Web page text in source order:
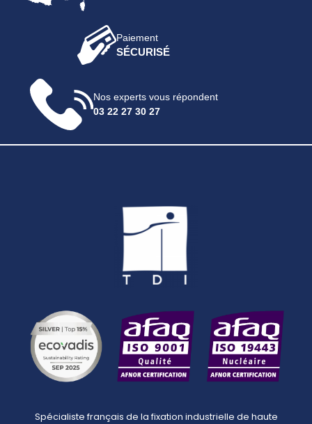
Paiement
SÉCURISÉ
Nos experts vous répondent
03 22 27 30 27
Spécialiste français de la fixation industrielle de haute